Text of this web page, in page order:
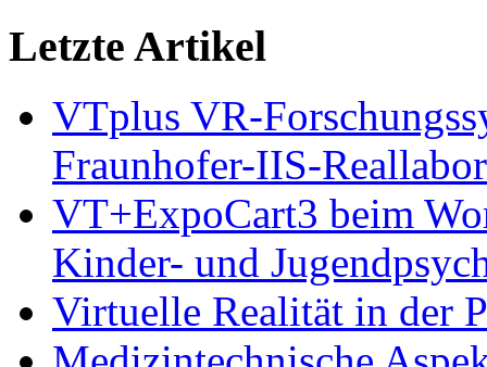
Letzte Artikel
VTplus VR-
Fraunhofer-IIS-
VT+ExpoCart3 beim
Kinder- und
Virtuelle Realität in der